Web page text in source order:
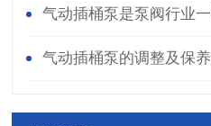
求 气动插桶泵是泵阀行业
气动插桶泵的调整及保